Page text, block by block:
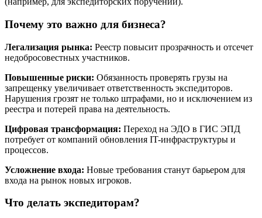
Почему это важно для бизнеса?
Легализация рынка: Реестр повысит прозрачность и отсечет
недобросовестных участников.
Повышенные риски: Обязанность проверять грузы на
запрещенку увеличивает ответственность экспедиторов.
Нарушения грозят не только штрафами, но и исключением из
реестра и потерей права на деятельность.
Цифровая трансформация: Переход на ЭДО в ГИС ЭПД
потребует от компаний обновления IT-инфраструктуры и
процессов.
Усложнение входа: Новые требования станут барьером для
входа на рынок новых игроков.
Что делать экспедиторам?